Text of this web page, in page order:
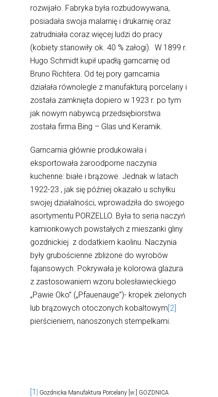
rozwijało. Fabryka była rozbudowywana,
posiadała swoja malarnię i drukarnię oraz
zatrudniała coraz więcej ludzi do pracy
(kobiety stanowiły ok. 40 % załogi). W 1899 r.
Hugo Schmidt kupił upadłą garncarnię od
Bruno Richtera. Od tej pory garncarnia
działała równolegle z manufakturą porcelany i
została zamknięta dopiero w 1923 r. po tym
jak nowym nabywcą przedsiębiorstwa
została firma Bing – Glas und Keramik.
Garncarnia głównie produkowała i
eksportowała żaroodporne naczynia
kuchenne: białe i brązowe. Jednak w latach
1922-23 , jak się później okazało u schyłku
swojej działalności, wprowadziła do swojego
asortymentu PORZELLO. Była to seria naczyń
kamionkowych powstałych z mieszanki gliny
gozdnickiej z dodatkiem kaolinu. Naczynia
były grubościenne zbliżone do wyrobów
fajansowych. Pokrywała je kolorowa glazura
z zastosowaniem wzoru bolesławieckiego
„Pawie Oko” („Pfauenauge”)- kropek zielonych
lub brązowych otoczonych kobaltowym[2]
pierścieniem, nanoszonych stempelkami.
[1 Gozdnicka Manufaktura Porcelany [w:] GOZDNICA